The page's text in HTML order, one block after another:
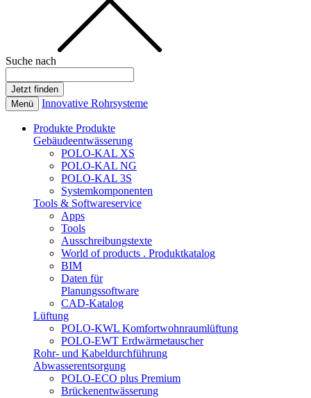
Suche nach
Menü Innovative Rohrsysteme
Produkte Produkte
Gebäudeentwässerung
POLO-KAL XS
POLO-KAL NG
POLO-KAL 3S
Systemkomponenten
Tools & Softwareservice
Apps
Tools
Ausschreibungstexte
World of products . Produktkatalog
BIM
Daten für
Planungssoftware
CAD-Katalog
Lüftung
POLO-KWL Komfortwohnraumlüftung
POLO-EWT Erdwärmetauscher
Rohr- und Kabeldurchführung
Abwasserentsorgung
POLO-ECO plus Premium
Brückenentwässerung